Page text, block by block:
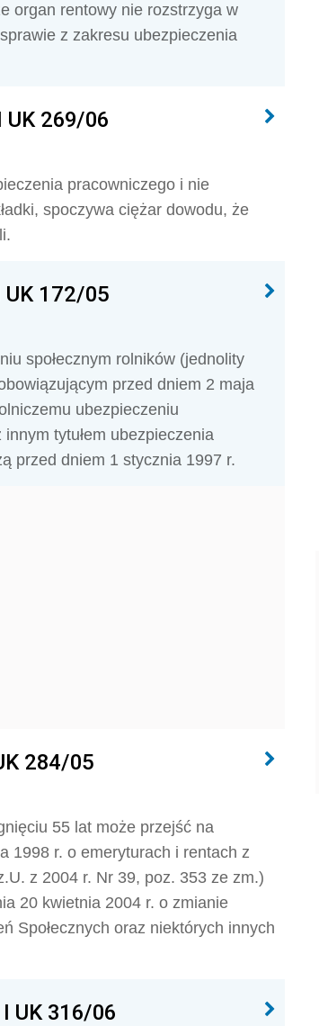
organ rentowy nie rozstrzyga w
z zakresu ubezpieczenia
UK 269/06
pracow­niczego i nie
spoczywa ciężar dowodu, że
UK 172/05
społecznym rolników (jednolity
przed dniem 2 maja
ubezpieczeniu
tytułem ubezpieczenia
przed dniem 1 stycznia 1997 r.
284/05
55 lat może przejść na
1998 r. o emeryturach i rentach z
z 2004 r. Nr 39, poz. 353 ze zm.)
20 kwietnia 2004 r. o zmianie
Społecznych oraz niektórych innych
UK 316/06